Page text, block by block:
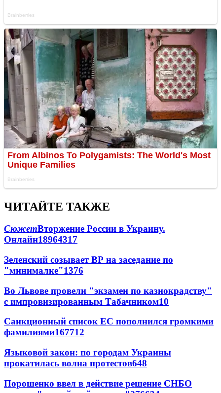
ЧИТАЙТЕ ТАКЖЕ
СюжетВторжение России в Украину.
Онлайн18964317
Зеленский созывает ВР на заседание по
"минималке"1376
Во Львове провели "экзамен по казнокрадству"
с импровизированным Табачником10
Санкционный список ЕС пополнился громкими
фамилиями167712
Языковой закон: по городам Украины
прокатилась волна протестов648
Порошенко ввел в действие решение СНБО